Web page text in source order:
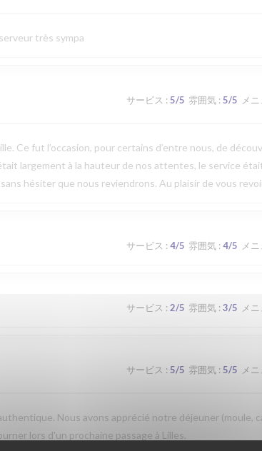
très sympa
サービス : 5/5 雰囲気: 5/5 メ
Ce fut l’occasion, pour certains d’entre nous, de
largement à la hauteur de nos attentes, le service
hésiter que nous reviendrons. Au plaisir de vous
サービス : 4/5 雰囲気: 4/5 メ
サービス : 2/5 雰囲気: 3/5 メ
サービス : 5/5 雰囲気: 5/5 メ
Nous avons apprécié notre déjeuner (moule,
lors d'un prochaine passage à Lilles.